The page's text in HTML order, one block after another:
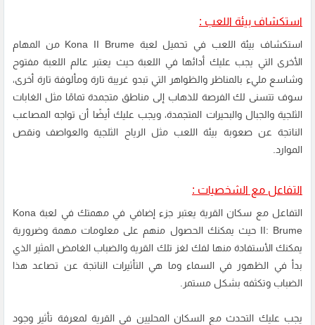
استكشاف بيئة اللعب :
استكشاف بيئة اللعب في تحميل لعبة Kona II Brume من المهام
الأخرى التي يجب عليك أدائها في اللعبة حيث يعتبر عالم اللعبة مفتوح
وشاسع مليء بالمناظر والظواهر التي تبدو غريبة تارة ومألوفة تارة أخرى،
سوف تتسنى لك الفرصة للذهاب إلى مناطق متجمدة تمامًا مثل الغابات
الثلجية والجبال والبحيرات المتجمدة، ويجب عليك أيضًا أن تواجه المصاعب
الناتجة عن صعوبة بيئة اللعب مثل الرياح الثلجية والعواصف ونقص
الموارد.
التفاعل مع الشخصيات :
التفاعل مع سكان القرية يعتبر جزء إضافي في مهمتك في لعبة Kona
II: Brume حيث يمكنك الحصول منهم على معلومات مهمة وضرورية
يمكنك الأستفادة منها لفك لغز تلك القرية والضباب الغامض المثير الذي
بدأ في الظهور في السماء وما هي التأثيرات الناتجة عن تصاعد هذا
الضباب وتكثفه بشكل مستمر.
يجب عليك التحدث مع السكان المحليين في القرية لمعرفة تأثير وجود